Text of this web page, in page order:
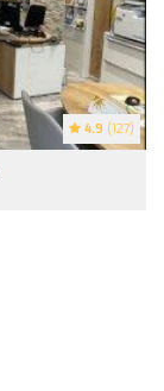
4.9 (127)